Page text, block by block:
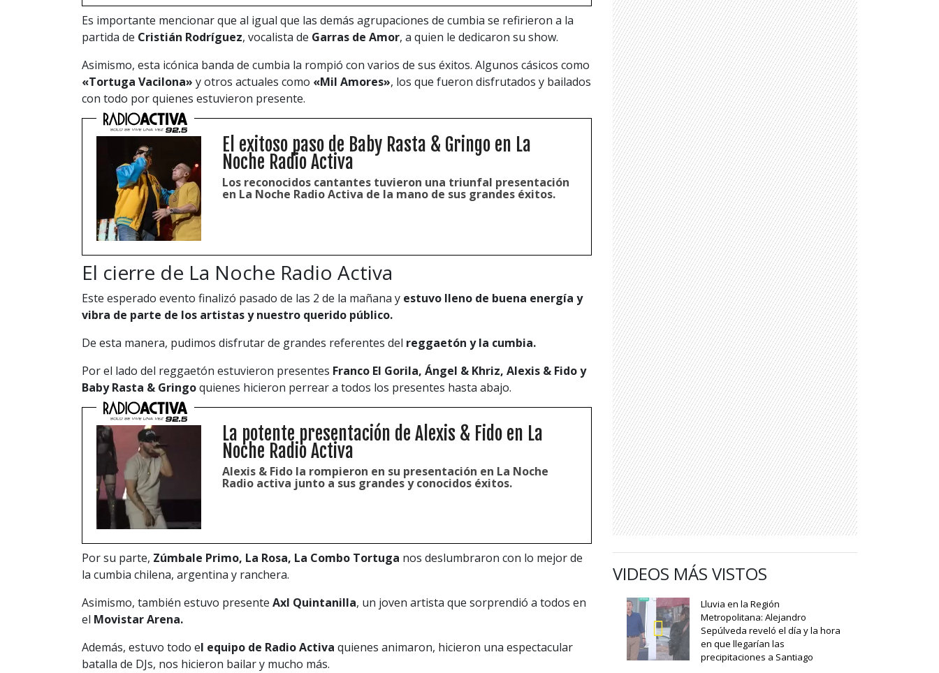
Es importante mencionar que al igual que las demás agrupaciones de cumbia se refirieron a la
partida de Cristián Rodríguez, vocalista de Garras de Amor, a quien le dedicaron su show.
Asimismo, esta icónica banda de cumbia la rompió con varios de sus éxitos. Algunos cásicos como
«Tortuga Vacilona» y otros actuales como «Mil Amores», los que fueron disfrutados y bailados
con todo por quienes estuvieron presente.
El exitoso paso de Baby Rasta & Gringo en La
Noche Radio Activa
Los reconocidos cantantes tuvieron una triunfal presentación
en La Noche Radio Activa de la mano de sus grandes éxitos.
El cierre de La Noche Radio Activa
Este esperado evento finalizó pasado de las 2 de la mañana y estuvo lleno de buena energía y
vibra de parte de los artistas y nuestro querido público.
De esta manera, pudimos disfrutar de grandes referentes del reggaetón y la cumbia.
Por el lado del reggaetón estuvieron presentes Franco El Gorila, Ángel & Khriz, Alexis & Fido y
Baby Rasta & Gringoquienes hicieron perrear a todos los presentes hasta abajo.
La potente presentación de Alexis & Fido en La
Noche Radio Activa
Alexis & Fido la rompieron en su presentación en La Noche
Radio activa junto a sus grandes y conocidos éxitos.
Por su parte, Zúmbale Primo, La Rosa, La Combo Tortuga nos deslumbraron con lo mejor de
la cumbia chilena, argentina y ranchera.
Asimismo, también estuvo presente Axl Quintanilla, un joven artista que sorprendió a todos en
el Movistar Arena.
Además, estuvo todo el equipo de Radio Activa quienes animaron, hicieron una espectacular
batalla de DJs, nos hicieron bailar y mucho más.
VIDEOS MÁS VISTOS
Lluvia en la Región
Metropolitana: Alejandro
Sepúlveda reveló el día y la hora
en que llegarían las
precipitaciones a Santiago